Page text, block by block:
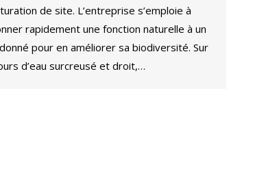
de site. L’entreprise s’emploie à
rapidement une fonction naturelle à un
pour en améliorer sa biodiversité. Sur
d’eau surcreusé et droit,…